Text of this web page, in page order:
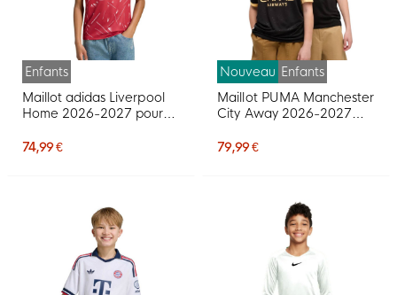
Enfants
Maillot adidas Liverpool
Home 2026-2027 pour
74,99 €
Nouveau Enfants
Maillot PUMA Manchester
City Away 2026-2027
79,99 €